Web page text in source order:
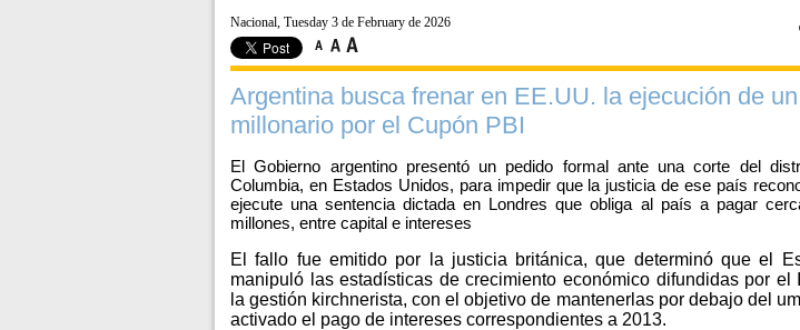
Nacional, Tuesday 3 de February de 2026
Argentina busca frenar en EE.UU. la ejecución de
millonario por el Cupón PBI
El Gobierno argentino presentó un pedido formal ante una corte del
Columbia, en Estados Unidos, para impedir que la justicia de ese país
ejecute una sentencia dictada en Londres que obliga al país a pagar
millones, entre capital e intereses
El fallo fue emitido por la justicia británica, que determinó que el
manipuló las estadísticas de crecimiento económico difundidas por el
la gestión kirchnerista, con el objetivo de mantenerlas por debajo del
activado el pago de intereses correspondientes a 2013.